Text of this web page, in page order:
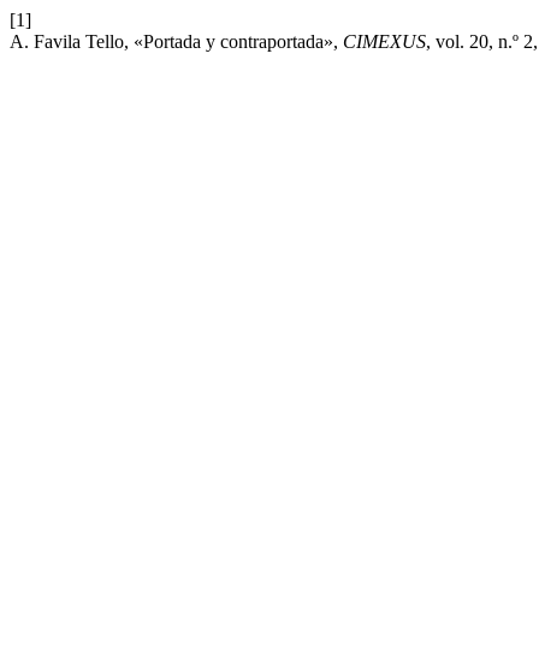
[1]
A. Favila Tello, «Portada y contraportada», CIMEXUS, vol. 20, n.º